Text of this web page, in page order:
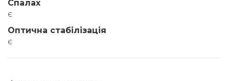
Спалах
є
Оптична стабілізація
є